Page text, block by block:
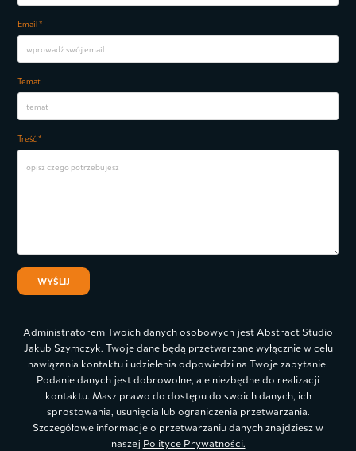
Email *
Temat
Treść *
WYŚLIJ
Administratorem Twoich danych osobowych jest Abstract Studio
Jakub Szymczyk. Twoje dane będą przetwarzane wyłącznie w celu
nawiązania kontaktu i udzielenia odpowiedzi na Twoje zapytanie.
Podanie danych jest dobrowolne, ale niezbędne do realizacji
kontaktu. Masz prawo do dostępu do swoich danych, ich
sprostowania, usunięcia lub ograniczenia przetwarzania.
Szczegółowe informacje o przetwarzaniu danych znajdziesz w
naszej Polityce Prywatności.